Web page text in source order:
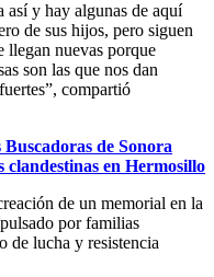
así y hay algunas de aquí
de sus hijos, pero siguen
llegan nuevas porque
son las que nos dan
compartió
de Sonora
clandestinas en Hermosillo
de un memorial en la
por familias
de lucha y resistencia